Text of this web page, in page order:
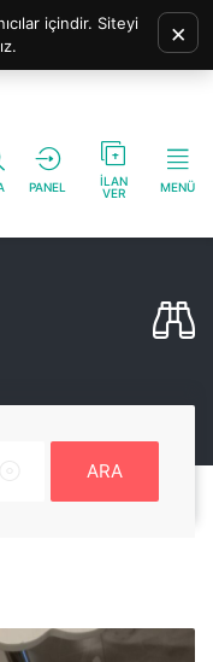
PANEL
İLAN
VER
MENÜ
ARA
içindir. Siteyi
×